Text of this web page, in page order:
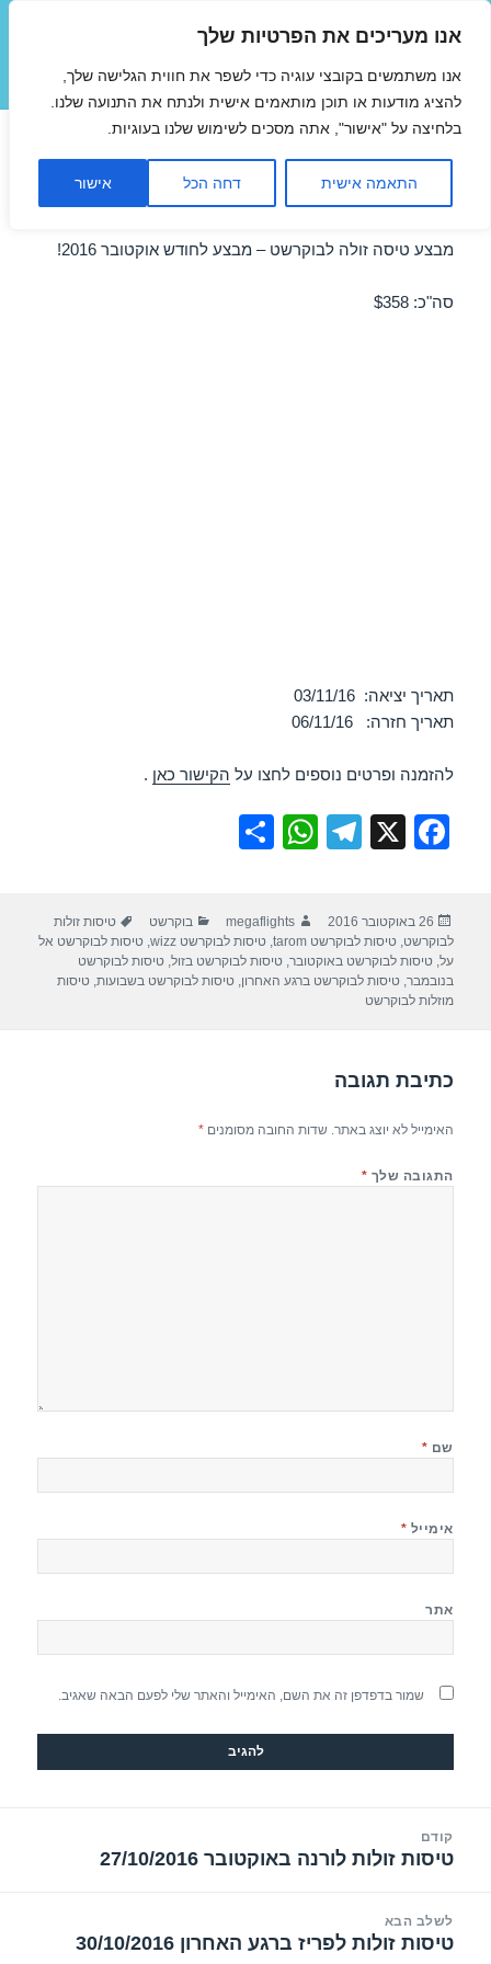
אנו מעריכים את הפרטיות שלך
אנו משתמשים בקובצי עוגיה כדי לשפר את חווית הגלישה שלך,
להציג מודעות או תוכן מותאמים אישית ולנתח את התנועה שלנו.
בלחיצה על "אישור", אתה מסכים לשימוש שלנו בעוגיות.
התאמה אישית דחה הכל אישור
תפריטים
ווידג'טים
טיסות זולות לבוקרשט בנובמבר
03/11/2016
מבצע טיסה זולה לבוקרשט – מבצע לחודש אוקטובר 2016!
סה"כ: $358
תאריך יציאה: 03/11/16
תאריך חזרה: 06/11/16
להזמנה ופרטים נוספים לחצו על הקישור כאן .
F
e
b
o
k
X
T
gr
a
W
s
A
e
פורסם
בתאריך
26 באוקטובר 2016 מחבר
megaflights קטגוריות
בוקרשט תגיות
טיסות זולות
לבוקרשט,טיסות לבוקרשט tarom ,טיסות לבוקרשט wizz ,טיסות לבוקרשט אל
על,טיסות לבוקרשט באוקטובר,טיסות לבוקרשט בזול,טיסות לבוקרשט
בנובמבר,טיסות לבוקרשט ברגע האחרון,טיסות לבוקרשט בשבועות,טיסות
מוזלות לבוקרשט
כתיבת תגובה
האימייל לא יוצג באתר. שדות החובה מסומנים*
התגובה שלך *
שם *
אימייל *
אתר
שמור בדפדפן זה את השם, האימייל והאתר שלי לפעם הבאה שאגיב.
קודם
הפוסט
טיסות זולות לורנה באוקטובר 27/10/2016
לשלב הבא
הפוסט
טיסות זולות לפריז ברגע האחרון 30/10/2016